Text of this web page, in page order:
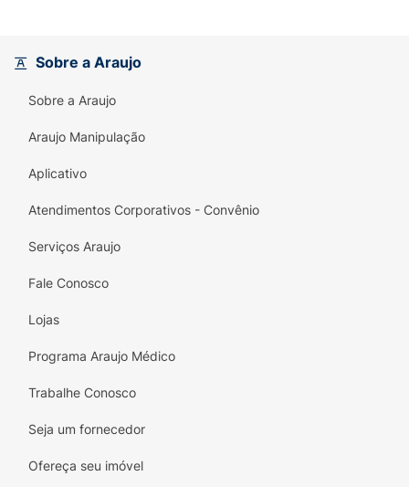
Sobre a Araujo
Sobre a Araujo
Araujo Manipulação
Aplicativo
Atendimentos Corporativos - Convênio
Serviços Araujo
Fale Conosco
Lojas
Programa Araujo Médico
Trabalhe Conosco
Seja um fornecedor
Ofereça seu imóvel